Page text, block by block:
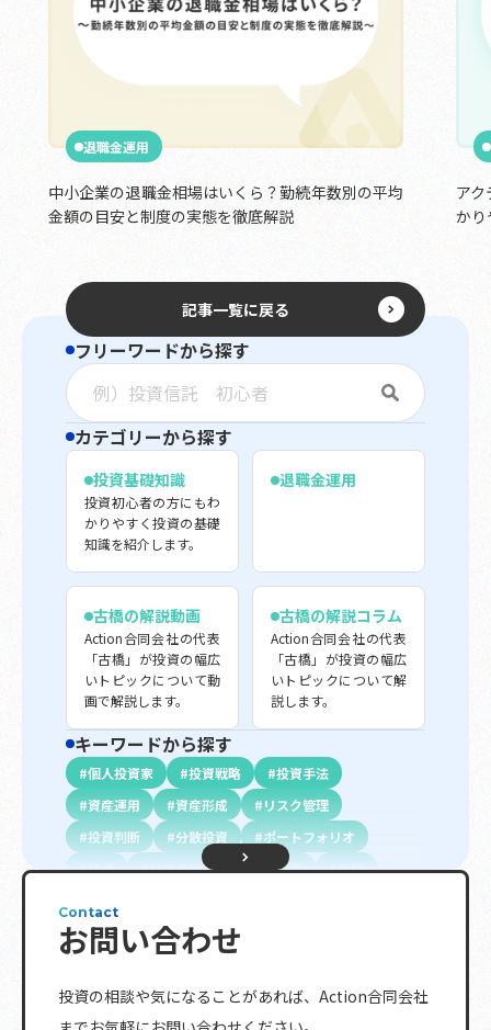
退職金運用
中小企業の退職金相場はいくら？勤続年数別の平均
金額の目安と制度の実態を徹底解説
ア
かり
記事一覧に戻る
フリーワードから探す
カテゴリーから探す
投資基礎知識
投資初心者の方にもわ
かりやすく投資の基礎
知識を紹介します。
退職金運用
古橋の解説動画
Action合同会社の代表
「古橋」が投資の幅広
いトピックについて動
画で解説します。
古橋の解説コラム
Action合同会社の代表
「古橋」が投資の幅広
いトピックについて解
説します。
キーワードから探す
個人投資家 投資戦略
投資手法
資産運用
資産形成
リスク管理
投資判断
分散投資
ポートフォリオ
株式
リスク分散 長期投資
分析
配当金
投資指標
複利効果
トレンド 相続
ETF
Contact
お問い合わせ
投資の相談や気になることがあれば、 Action合同会社